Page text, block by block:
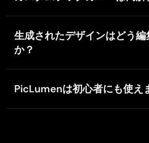
achieve great results. It should be
if you choose a simple AI, the coins are
give it a try (unlike some other tools). I like the community
concept; the opportunity to get
depends, of course, on the quality of
but ‘practice makes perfect, as we all know!’
reason for the one-star deduction is
はい。すべてのカバーは印刷に適し
生成されたデザインはどう
か？
PicLumenのインペイント（細部の
などの編集ツールをご利用ください
PicLumenは初心者にも使え
はい。PicLumenは初心者にもわか